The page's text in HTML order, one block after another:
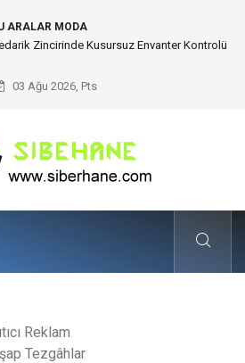
ARALAR MODA
Zincirinde Kusursuz Envanter Kontrolü
03 Ağu 2026, Pts
Reklam
Tezgâhlar